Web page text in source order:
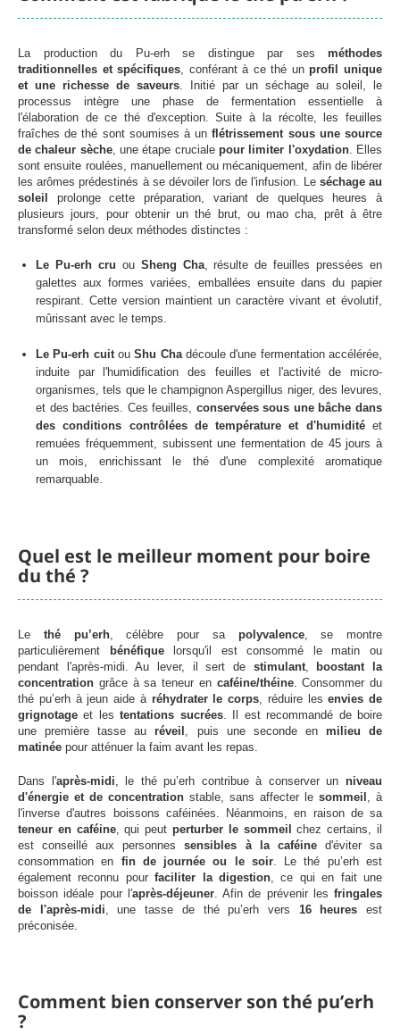
La production du Pu-erh se distingue par ses méthodes
traditionnelles et spécifiques, conférant à ce thé unprofil unique
et une richesse de saveurs. Initié par un séchage au soleil, le
processus intègre une phase de fermentation essentielle à
l'élaboration de ce thé d'exception. Suite à la récolte, les feuilles
fraîches de thé sont soumises à unflétrissement sous une source
de chaleur sèche, une étape crucialepour limiter l'oxydation. Elles
sont ensuite roulées, manuellement ou mécaniquement, afin de libérer
les arômes prédestinés à se dévoiler lors de l'infusion. Le séchage au
soleil
prolonge cette préparation, variant de quelques heures à
plusieurs jours, pour obtenir un thé brut, ou mao cha, prêt à être
transformé selon deux méthodes distinctes :
Le Pu-erh cru ou Sheng Cha, résulte de feuilles pressées en
galettes aux formes variées, emballées ensuite dans du papier
respirant. Cette version maintient un caractère vivant et évolutif,
mûrissant avec le temps.
Le Pu-erh cuitouShu Chadécoule d'une fermentation accélérée,
induite par l'humidification des feuilles et l'activité de micro-
organismes, tels que le champignonAspergillus niger, des levures,
et des bactéries. Ces feuilles, conservées sous une bâche dans
des conditions contrôlées de température et d'humiditéet
remuées fréquemment, subissent une fermentation de 45 jours à
un mois, enrichissant le thé d'une complexité aromatique
remarquable.
Quel est le meilleur moment pour boire
du thé ?
Le thé pu’erh, célèbre pour sa polyvalence, se montre
particulièrement
bénéfiquelorsqu'il est consommé le matin ou
pendant l'après-midi. Au lever, il sert de stimulant,
boostant la
concentration grâce à sa teneur en caféine/théine. Consommer du
thé pu’erh à jeun aide à réhydrater le corps, réduire lesenvies de
grignotage et lestentations sucrées. Il est recommandé de boire
une première tasse auréveil , puis une seconde en milieu de
matinée pour atténuer la faim avant les repas.
Dans l'après-midi, le thé pu’erh contribue à conserver unniveau
d'énergie et de concentration stable, sans affecter le sommeil , à
l'inverse d'autres boissons caféinées. Néanmoins, en raison de sa
teneur en caféine, qui peutperturber le sommeil
chez certains, il
est conseillé aux personnessensibles à la caféined'éviter sa
consommation en fin de journée ou le soir. Le thé pu’erh est
également reconnu pourfaciliter la digestion, ce qui en fait une
boisson idéale pour l'après-déjeuner. Afin de prévenir les fringales
de l'après-midi, une tasse de thé pu’erh vers 16 heures est
préconisée.
Comment bien conserver son thé pu’erh
?